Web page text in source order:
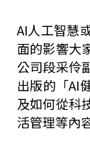
AI人工智慧
面的影響大
公司段采伶
出版的「AI
及如何從科
活管理等內